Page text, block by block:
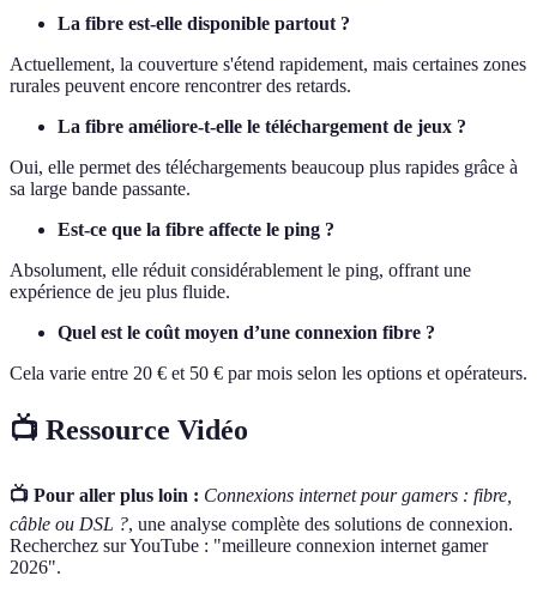
La fibre est-elle disponible partout ?
Actuellement, la couverture s'étend rapidement, mais certaines zones
rurales peuvent encore rencontrer des retards.
La fibre améliore-t-elle le téléchargement de jeux ?
Oui, elle permet des téléchargements beaucoup plus rapides grâce à
sa large bande passante.
Est-ce que la fibre affecte le ping ?
Absolument, elle réduit considérablement le ping, offrant une
expérience de jeu plus fluide.
Quel est le coût moyen d’une connexion fibre ?
Cela varie entre 20 € et 50 € par mois selon les options et opérateurs.
📺 Ressource Vidéo
📺 Pour aller plus loin : Connexions internet pour gamers : fibre,
câble ou DSL ?, une analyse complète des solutions de connexion.
Recherchez sur YouTube : "meilleure connexion internet gamer
2026".